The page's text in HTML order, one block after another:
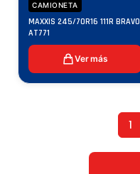
CAMIONETA
MAXXIS 245/70R16 111R BRAVO
AT771
Ver más
1